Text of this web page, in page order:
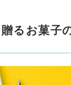
るお菓子